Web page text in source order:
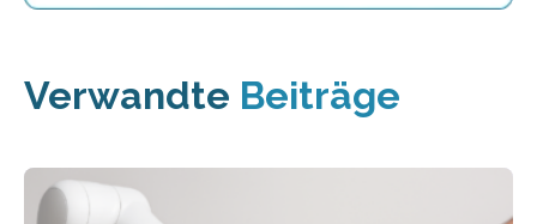
Verwandte Beiträge